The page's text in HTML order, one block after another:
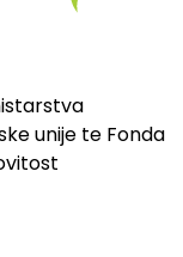
unije te Fonda